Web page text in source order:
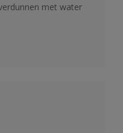
met water